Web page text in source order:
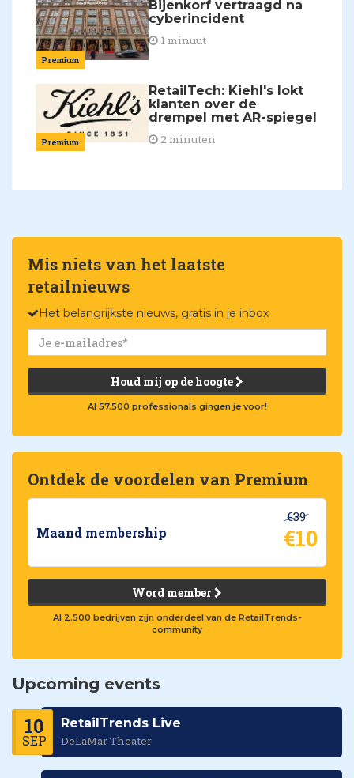
Premium
Bijenkorf vertraagd na
cyberincident
1 minuut
Premium
RetailTech: Kiehl's lokt
klanten over de
drempel met AR-spiegel
2 minuten
Mis niets van het laatste
retailnieuws
Het belangrijkste nieuws, gratis in je inbox
Houd mij op de hoogte
Al 57.500 professionals gingen je voor!
Ontdek de voordelen van Premium
Maand membership
€39
€10
Word member
Al 2.500 bedrijven zijn onderdeel van de RetailTrends-
community
Upcoming events
10
SEP
RetailTrends Live
DeLaMar Theater